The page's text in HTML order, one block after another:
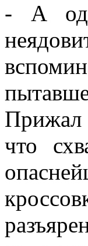
- А
Прижал
что